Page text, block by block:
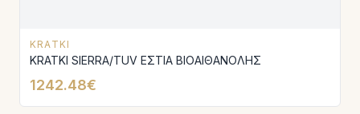
KRATKI
KRATKI SIERRA/TUV ΕΣΤΙΑ ΒΙΟΑΙΘΑΝΟΛΗΣ
1242.48€